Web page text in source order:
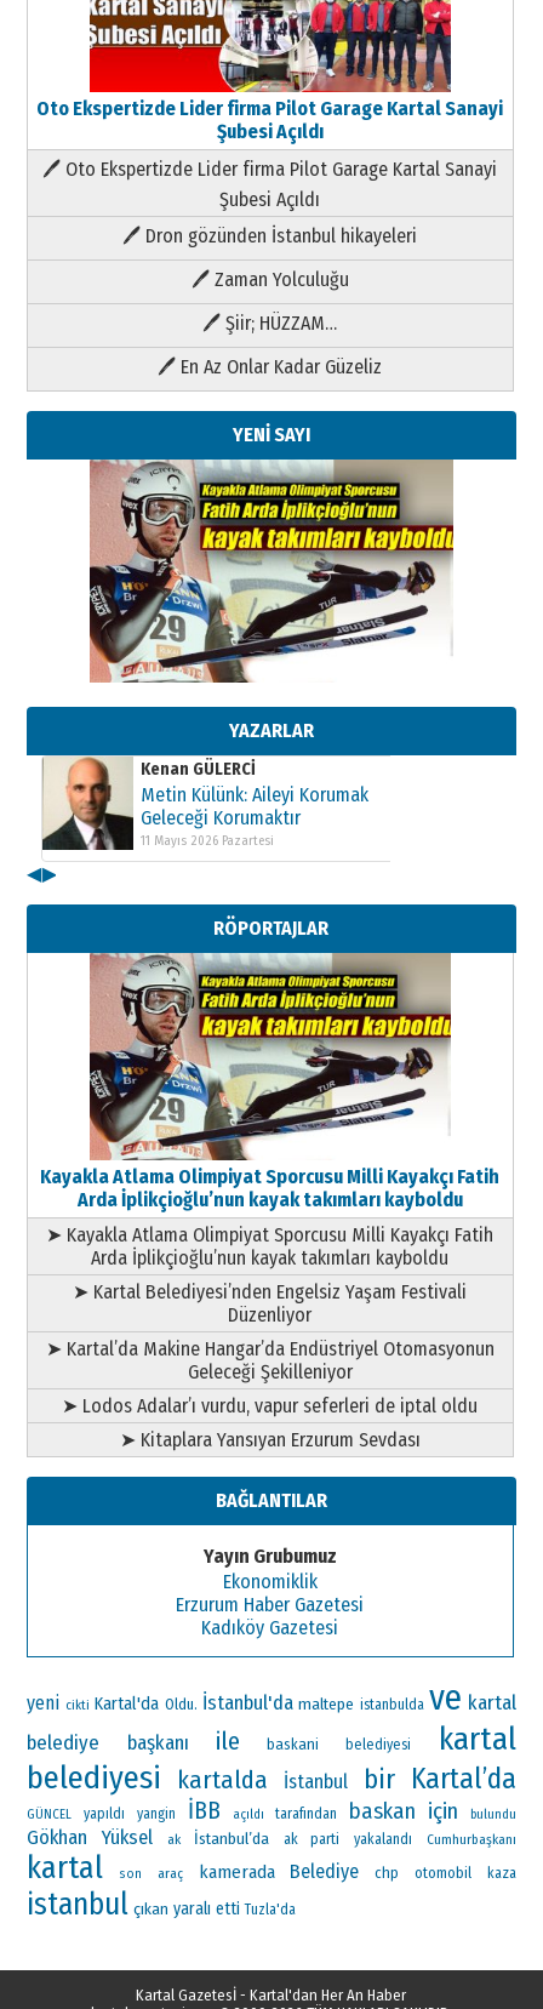
Oto Ekspertizde Lider firma Pilot Garage Kartal Sanayi
Şubesi Açıldı
🖊 Oto Ekspertizde Lider firma Pilot Garage Kartal Sanayi
Şubesi Açıldı
🖊 Dron gözünden İstanbul hikayeleri
🖊 Zaman Yolculuğu
🖊 Şiir; HÜZZAM…
🖊 En Az Onlar Kadar Güzeliz
YENİ SAYI
YAZARLAR
Kenan GÜLERCİ
Metin Külünk: Aileyi Korumak
Geleceği Korumaktır
11 Mayıs 2026 Pazartesi
Kenan GÜLERCİ
Metin Külünk: Aileyi Korumak
Geleceği Korumaktır
11 Mayıs 2026 Pazartesi
Metin Külünk: Aileyi Korumak
Geleceği Korumaktır
11 Mayıs 2026 Pazartesi
◀▶
RÖPORTAJLAR
Kayakla Atlama Olimpiyat Sporcusu Milli Kayakçı Fatih
Arda İplikçioğlu’nun kayak takımları kayboldu
➤ Kayakla Atlama Olimpiyat Sporcusu Milli Kayakçı Fatih
Arda İplikçioğlu’nun kayak takımları kayboldu
➤ Kartal Belediyesi’nden Engelsiz Yaşam Festivali
Düzenliyor
➤ Kartal’da Makine Hangar’da Endüstriyel Otomasyonun
Geleceği Şekilleniyor
➤ Lodos Adalar’ı vurdu, vapur seferleri de iptal oldu
➤ Kitaplara Yansıyan Erzurum Sevdası
BAĞLANTILAR
Yayın Grubumuz
Ekonomiklik
Erzurum Haber Gazetesi
Kadıköy Gazetesi
yeni cikti Kartal'da Oldu. İstanbul'da maltepe istanbulda ve kartal
belediye başkanı
ile baskani belediyesi
kartal
belediyesi
kartalda İstanbul bir Kartal’da
GÜNCEL yapıldı yangin İBB açıldı tarafından baskan için bulundu
Gökhan Yüksel ak İstanbul’da ak parti yakalandı Cumhurbaşkanı
kartal son araç kamerada Belediye chp otomobil kaza
istanbul çıkan yaralı etti Tuzla'da
Kartal Gazetesİ - Kartal'dan Her An Haber